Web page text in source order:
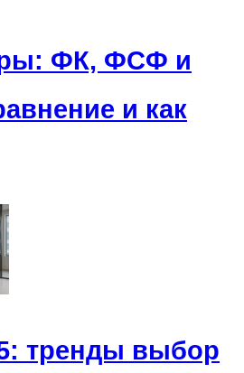
ФК, ФСФ и
и как
тренды выбор